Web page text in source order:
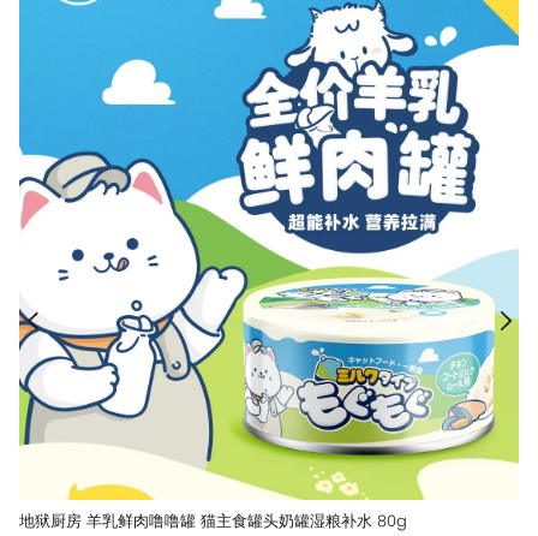
地狱厨房 羊乳鲜肉噜噜罐 猫主食罐头奶罐湿粮补水 80g